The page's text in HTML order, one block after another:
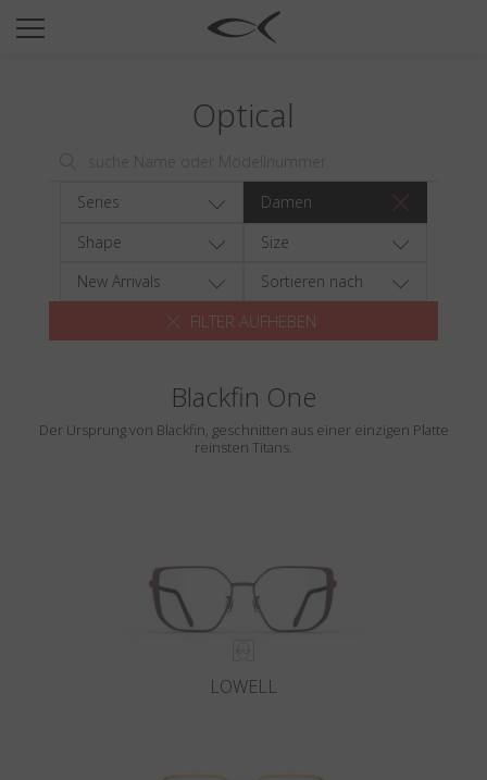
SUN
TITANIUM
NEWSROOM
Search
Optical
Series
Damen
Shape
Size
New Arrivals
Sortieren nach
FILTER AUFHEBEN
Blackfin One
Der Ursprung von Blackfin, geschnitten aus einer einzigen Platte
reinsten Titans.
LOWELL